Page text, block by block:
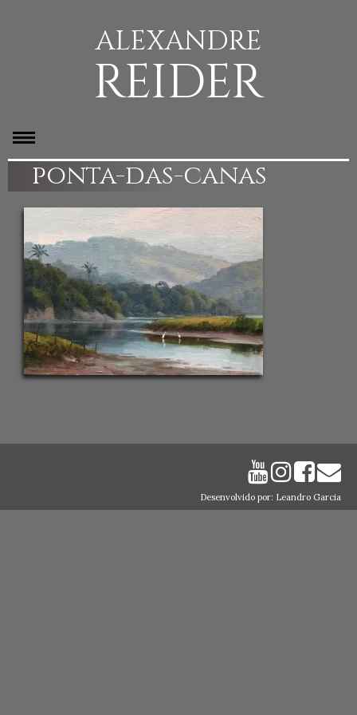
ALEXANDRE
REIDER
ponta-das-canas
Desenvolvido por: Leandro Garcia